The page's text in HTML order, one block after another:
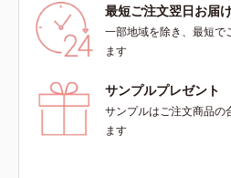
最短ご注文翌日お届
一部地域を除き、最短で
ます
サンプルプレゼント
サンプルはご注文商品の
ます